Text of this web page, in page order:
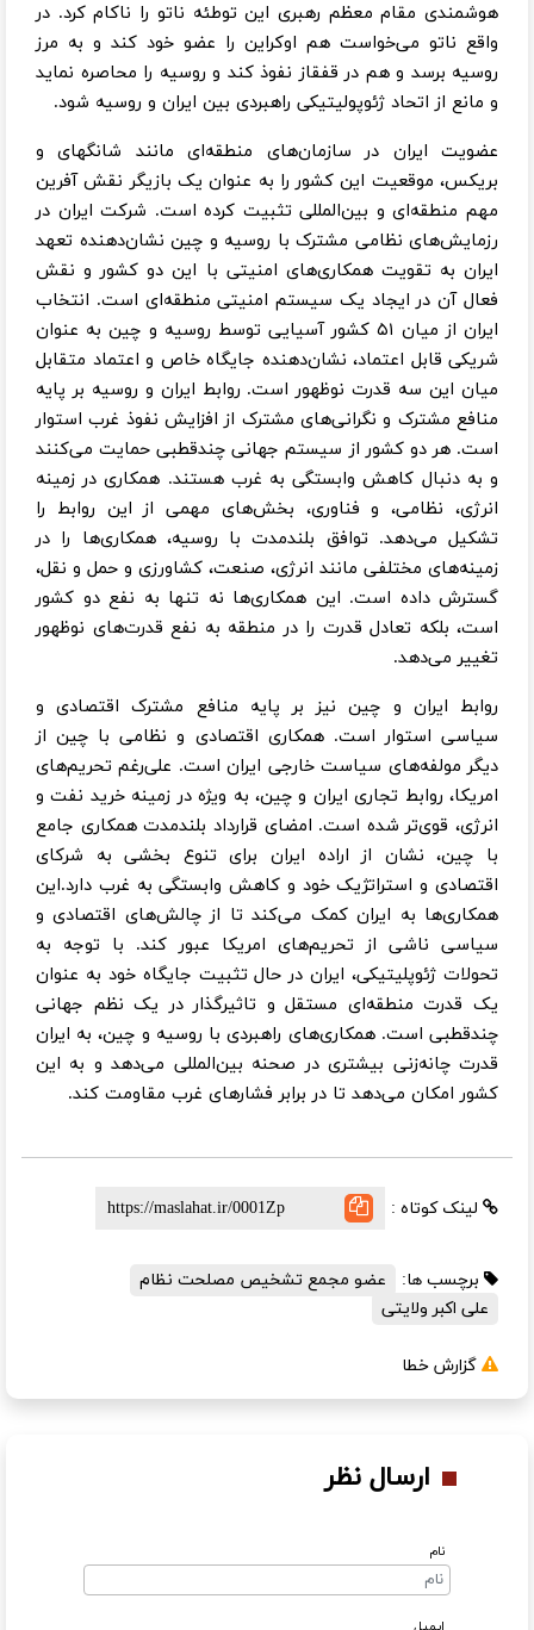
هوشمندی مقام معظم رهبری این توطئه ناتو را ناکام کرد. در
واقع ناتو می‌خواست هم اوکراین را عضو خود کند و به مرز
روسیه برسد و هم در قفقاز نفوذ کند و روسیه را محاصره نماید
و مانع از اتحاد ژئوپولیتیکی راهبردی بین ایران و روسیه شود.
عضویت ایران در سازمان‌های منطقه‌ای مانند شانگهای و
بریکس، موقعیت این کشور را به عنوان یک بازیگر نقش آفرین
مهم منطقه‌ای و بین‌المللی تثبیت کرده است. شرکت ایران در
رزمایش‌های نظامی مشترک با روسیه و چین نشان‌دهنده تعهد
ایران به تقویت همکاری‌های امنیتی با این دو کشور و نقش
فعال آن در ایجاد یک سیستم امنیتی منطقه‌ای است. انتخاب
ایران از میان ۵۱ کشور آسیایی توسط روسیه و چین به عنوان
شریکی قابل اعتماد، نشان‌دهنده جایگاه خاص و اعتماد متقابل
میان این سه قدرت نوظهور است. روابط ایران و روسیه بر پایه
منافع مشترک و نگرانی‌های مشترک از افزایش نفوذ غرب استوار
است. هر دو کشور از سیستم جهانی چند‌قطبی حمایت می‌کنند
و به دنبال کاهش وابستگی به غرب هستند. همکاری در زمینه
انرژی، نظامی، و فناوری، بخش‌های مهمی از این روابط را
تشکیل می‌دهد. توافق بلندمدت با روسیه، همکاری‌ها را در
زمینه‌های مختلفی مانند انرژی، صنعت، کشاورزی و حمل و نقل،
گسترش داده است. این همکاری‌ها نه تنها به نفع دو کشور
است، بلکه تعادل قدرت را در منطقه به نفع قدرت‌های نوظهور
تغییر می‌دهد.
روابط ایران و چین نیز بر پایه منافع مشترک اقتصادی و
سیاسی استوار است. همکاری اقتصادی و نظامی با چین از
دیگر مولفه‌های سیاست خارجی ایران است. علی‌رغم تحریم‌های
امریکا، روابط تجاری ایران و چین، به ویژه در زمینه خرید نفت و
انرژی، قوی‌تر شده است. امضای قرارداد بلندمدت همکاری جامع
با چین، نشان از اراده ایران برای تنوع بخشی به شرکای
اقتصادی و استراتژیک خود و کاهش وابستگی به غرب دارد.این
همکاری‌ها به ایران کمک می‌کند تا از چالش‌های اقتصادی و
سیاسی ناشی از تحریم‌های امریکا عبور کند. با توجه به
تحولات ژئوپلیتیکی، ایران در حال تثبیت جایگاه خود به عنوان
یک قدرت منطقه‌ای مستقل و تاثیرگذار در یک نظم جهانی
چندقطبی است. همکاری‌های راهبردی با روسیه و چین، به ایران
قدرت چانه‌زنی بیشتری در صحنه بین‌المللی می‌دهد و به این
کشور امکان می‌دهد تا در برابر فشارهای غرب مقاومت کند.
لینک کوتاه :
برچسب ها:
عضو مجمع تشخیص مصلحت نظام
علی اکبر ولایتی
گزارش خطا
ارسال نظر
نام